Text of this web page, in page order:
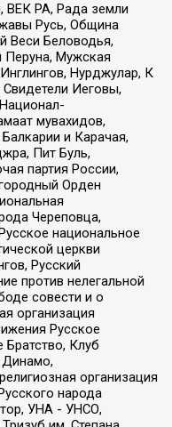
ВЕК РА, Рада земли
Русь, Община
Веси Беловодья,
Мужская
Нурджулар, К
Иеговы,
мувахидов,
и Карачая,
Пит Буль,
партия России,
Орден
Череповца,
национальное
церкви
Русский
против нелегальной
совести и о
организация
Русское
Братство, Клуб
Динамо,
организация
народа
УНА - УНСО,